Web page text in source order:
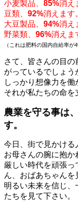
小麦製品、 85%消え
豆類、 92%消えます
大豆製品、 94%消え
野菜類、 96%消えま
（これは肥料の国内自給率が
さて、皆さんの目
がっているでしょう
しっかり想像力を働
それが私たちの命を
農業を守る事は
す。
今日、街で見かける
お母さんの腕に抱か
厳しい時代を頑張っ
ん、おばあちゃんを
明るい未来を信じ
たちを見て下さい。